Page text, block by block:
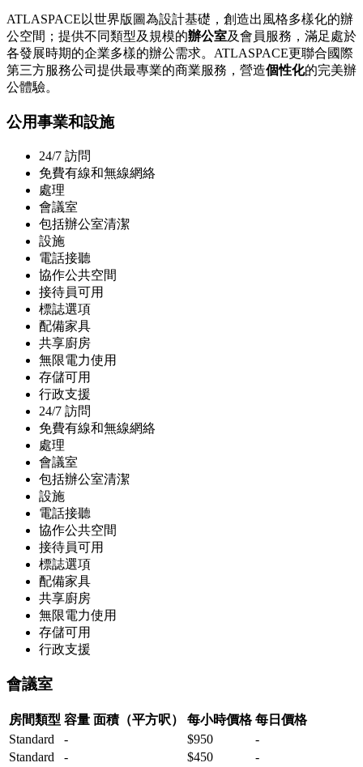
ATLASPACE以世界版圖為設計基礎，創造出風格多樣化的辦
公空間；提供不同類型及規模的辦公室及會員服務，滿足處於
各發展時期的企業多樣的辦公需求。ATLASPACE更聯合國際
第三方服務公司提供最專業的商業服務，營造個性化的完美辦
公體驗。
公用事業和設施
24/7 訪問
免費有線和無線網絡
處理
會議室
包括辦公室清潔
設施
電話接聽
協作公共空間
接待員可用
標誌選項
配備家具
共享廚房
無限電力使用
存儲可用
行政支援
24/7 訪問
免費有線和無線網絡
處理
會議室
包括辦公室清潔
設施
電話接聽
協作公共空間
接待員可用
標誌選項
配備家具
共享廚房
無限電力使用
存儲可用
行政支援
會議室
房間類型 容量 面積（平方呎） 每小時價格 每日價格
Standard
- $950
-
Standard
- $450 -